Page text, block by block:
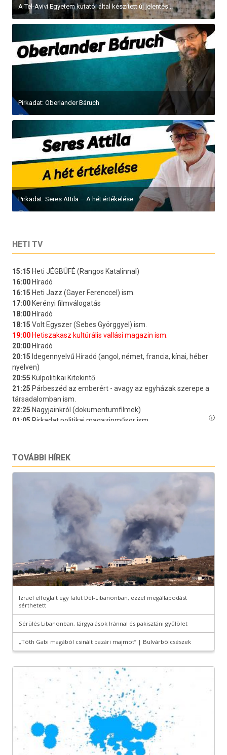
A Tel-Avivi Egyetem kutatói által készített új jelentés...
Pirkadat: Oberlander Báruch
Pirkadat: Seres Attila – A hét értékelése
HETI TV
TOVÁBBI HÍREK